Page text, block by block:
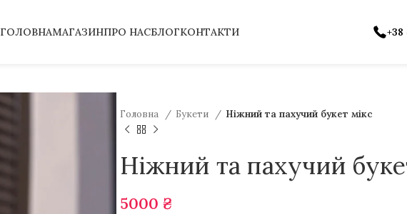
ГОЛОВНАМАГАЗИНПРО НАСБЛОГКОНТАКТИ
Головна Букети Ніжний та пахучий букет мікс
Ніжний та пахучий
5000 ₴